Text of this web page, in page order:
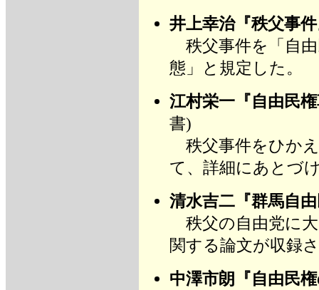
井上幸治『秩父事
秩父事件を「自
態」と規定した。
江村栄一『自由民
書)
秩父事件をひか
て、詳細にあとづ
清水吉二『群馬自
秩父の自由党に
関する論文が収録
中澤市朗『自由民